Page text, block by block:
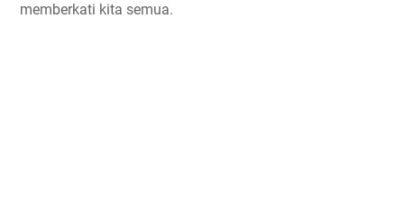
memberkati kita semua.